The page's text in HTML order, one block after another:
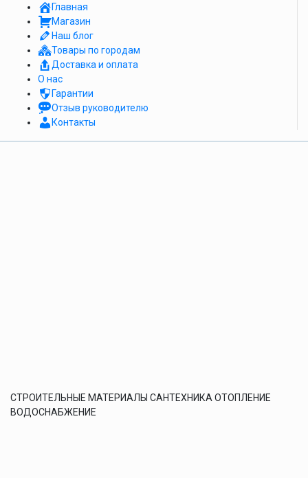
Главная
Магазин
Наш блог
Товары по городам
Доставка и оплата
О нас
Гарантии
Отзыв руководителю
Контакты
СТРОИТЕЛЬНЫЕ МАТЕРИАЛЫ САНТЕХНИКА ОТОПЛЕНИЕ
ВОДОСНАБЖЕНИЕ